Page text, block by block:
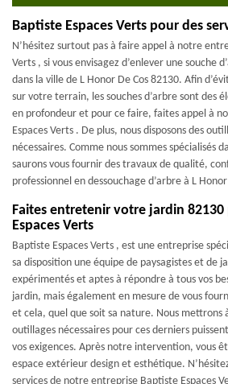
Baptiste Espaces Verts pour des
N’hésitez surtout pas à faire appel à notre
Verts , si vous envisagez d’enlever une souche
dans la ville de L Honor De Cos 82130. Afin
sur votre terrain, les souches d’arbre sont des
en profondeur et pour ce faire, faites appel à
Espaces Verts . De plus, nous disposons des
nécessaires. Comme nous sommes spécialisés
saurons vous fournir des travaux de qualité,
professionnel en dessouchage d’arbre à L Honor
Faites entretenir votre jardin
Espaces Verts
Baptiste Espaces Verts , est une entreprise
sa disposition une équipe de paysagistes et de
expérimentés et aptes à répondre à tous vos
jardin, mais également en mesure de vous
et cela, quel que soit sa nature. Nous mettrons
outillages nécessaires pour ces derniers
vos exigences. Après notre intervention, vous
espace extérieur design et esthétique.
services de notre entreprise Baptiste Espaces